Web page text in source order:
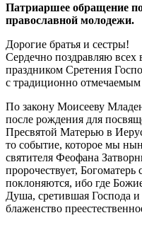
Патриаршее обращение
православной молодежи.
Дорогие братья и сестры!
Сердечно поздравляю всех
праздником Сретения
с традиционно
По закону Моисееву
после рождения для
Пресвятой Матерью в
то событие, которое мы
святителя Феофана
пророчествует,
поклоняются, ибо где
Душа, сретившая Господа
блаженство